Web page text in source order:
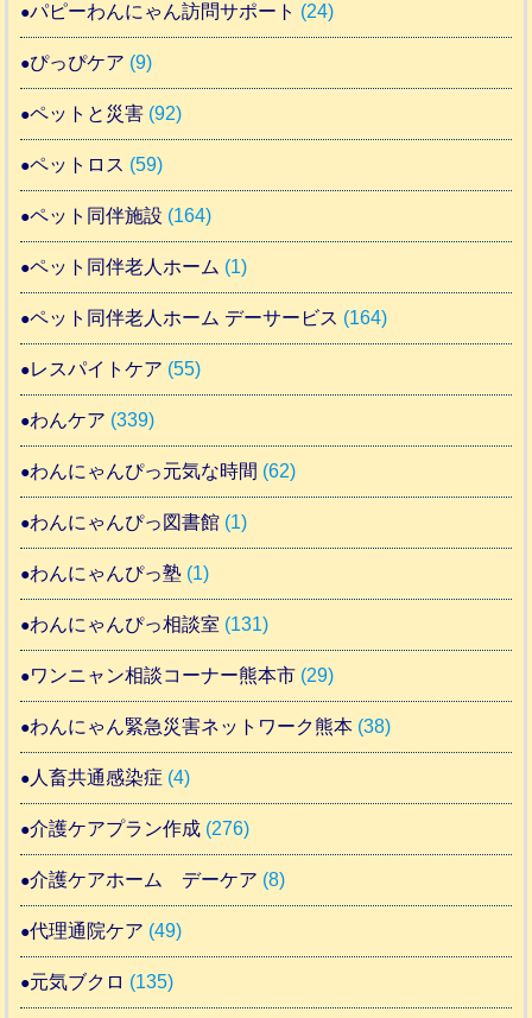
パピーわんにゃん訪問サポート (24)
ぴっぴケア (9)
ペットと災害 (92)
ペットロス (59)
ペット同伴施設 (164)
ペット同伴老人ホーム (1)
ペット同伴老人ホーム デーサービス (164)
レスパイトケア (55)
わんケア (339)
わんにゃんぴっ元気な時間 (62)
わんにゃんぴっ図書館 (1)
わんにゃんぴっ塾 (1)
わんにゃんぴっ相談室 (131)
ワンニャン相談コーナー熊本市 (29)
わんにゃん緊急災害ネットワーク熊本 (38)
人畜共通感染症 (4)
介護ケアプラン作成 (276)
介護ケアホーム デーケア (8)
代理通院ケア (49)
元気ブクロ (135)